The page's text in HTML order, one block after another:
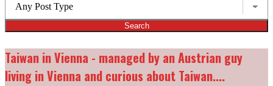
types:
Taiwan in Vienna - managed by an Austrian guy
living in Vienna and curious about Taiwan....